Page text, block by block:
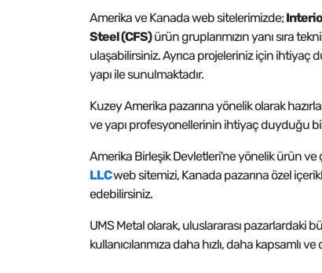
Amerika ve Kanada web sitelerimizde;
Steel (CFS)ürün gruplarımızın yanı sıra
ulaşabilirsiniz. Ayrıca projeleriniz için ihtiyaç
yapı ile sunulmaktadır.
Kuzey Amerika pazarına yönelik olarak
ve yapı profesyonellerinin ihtiyaç duyduğu
Amerika Birleşik Devletleri'ne yönelik ürün
LLCweb sitemizi, Kanada pazarına özel
edebilirsiniz.
UMS Metal olarak, uluslararası pazarlardaki
kullanıcılarımıza daha hızlı, daha